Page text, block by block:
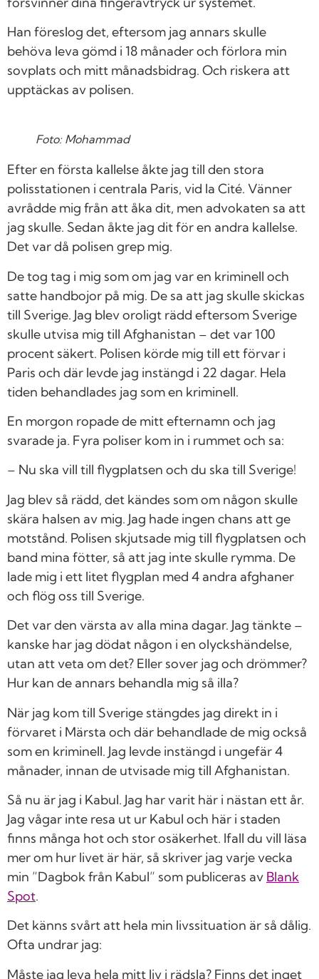
Han föreslog det, eftersom jag annars skulle
behöva leva gömd i 18 månader och förlora min
sovplats och mitt månadsbidrag. Och riskera att
upptäckas av polisen.
Foto: Mohammad
Efter en första kallelse åkte jag till den stora
polisstationen i centrala Paris, vid la Cité. Vänner
avrådde mig från att åka dit, men advokaten sa att
jag skulle. Sedan åkte jag dit för en andra kallelse.
Det var då polisen grep mig.
De tog tag i mig som om jag var en kriminell och
satte handbojor på mig. De sa att jag skulle skickas
till Sverige. Jag blev oroligt rädd eftersom Sverige
skulle utvisa mig till Afghanistan – det var 100
procent säkert. Polisen körde mig till ett förvar i
Paris och där levde jag instängd i 22 dagar. Hela
tiden behandlades jag som en kriminell.
En morgon ropade de mitt efternamn och jag
svarade ja. Fyra poliser kom in i rummet och sa:
– Nu ska vill till flygplatsen och du ska till Sverige!
Jag blev så rädd, det kändes som om någon skulle
skära halsen av mig. Jag hade ingen chans att ge
motstånd. Polisen skjutsade mig till flygplatsen och
band mina fötter, så att jag inte skulle rymma. De
lade mig i ett litet flygplan med 4 andra afghaner
och flög oss till Sverige.
Det var den värsta av alla mina dagar. Jag tänkte –
kanske har jag dödat någon i en olyckshändelse,
utan att veta om det? Eller sover jag och drömmer?
Hur kan de annars behandla mig så illa?
När jag kom till Sverige stängdes jag direkt in i
förvaret i Märsta och där behandlade de mig också
som en kriminell. Jag levde instängd i ungefär 4
månader, innan de utvisade mig till Afghanistan.
Så nu är jag i Kabul. Jag har varit här i nästan ett år.
Jag vågar inte resa ut ur Kabul och här i staden
finns många hot och stor osäkerhet. Ifall du vill läsa
mer om hur livet är här, så skriver jag varje vecka
min ”Dagbok från Kabul” som publiceras av Blank
Spot.
Det känns svårt att hela min livssituation är så dålig.
Ofta undrar jag:
Måste jag leva hela mitt liv i rädsla? Finns det inget